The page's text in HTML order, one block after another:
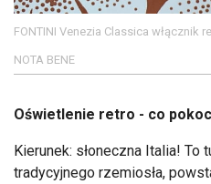
FONTINI Venezia Classica włącznik
NOTA BENE
Oświetlenie retro - co
Kierunek: słoneczna Italia! To
tradycyjnego rzemiosła,